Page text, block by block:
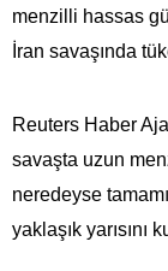
menzilli hassas
İran savaşında
Reuters Haber
savaşta uzun
neredeyse
yaklaşık yarısını